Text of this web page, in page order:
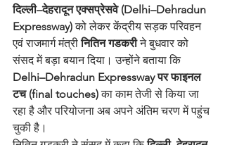
दिल्ली–देहरादून एक्सप्रेसवे (Delhi–Dehradun
Expressway) को लेकर केंद्रीय सड़क परिवहन
एवं राजमार्ग मंत्री नितिन गडकरी ने बुधवार को
संसद में बड़ा बयान दिया। उन्होंने बताया कि
Delhi–Dehradun Expressway पर फाइनल
टच (final touches) का काम तेजी से किया जा
रहा है और परियोजना अब अपने अंतिम चरण में पहुंच
चुकी है।